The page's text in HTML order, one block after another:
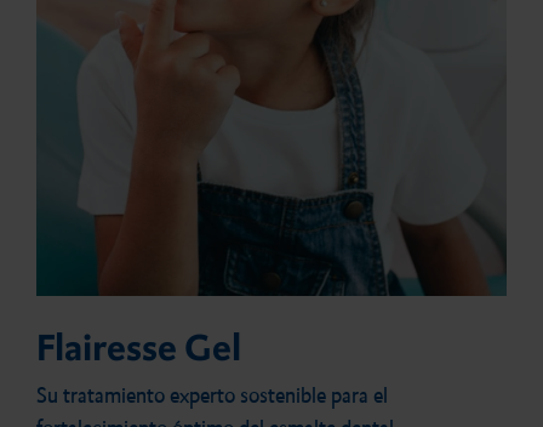
Flairesse Gel
Su tratamiento experto sostenible para el